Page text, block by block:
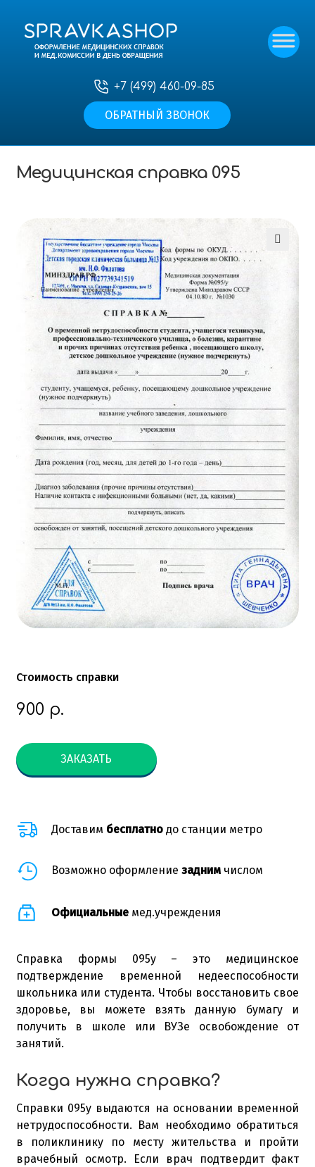
+7 (499) 460-09-85
ОБРАТНЫЙ ЗВОНОК
Наши услуги—Прочие медицинские
Медицинская справка 095
Стоимость справки
900 р.
ЗАКАЗАТЬ
Доставим бесплатнодо станции метро
Возможно оформление заднимчислом
Официальныемед.учреждения
Справка формы 095у – это медицинское
подтверждение временной недееспособности
школьника или студента. Чтобы восстановить свое
здоровье, вы можете взять данную бумагу и
получить в школе или ВУЗе освобождение от
занятий.
Когда нужна справка?
Справки 095у выдаются на основании временной
нетрудоспособности. Вам необходимо обратиться
в поликлинику по месту жительства и пройти
врачебный осмотр. Если врач подтвердит факт